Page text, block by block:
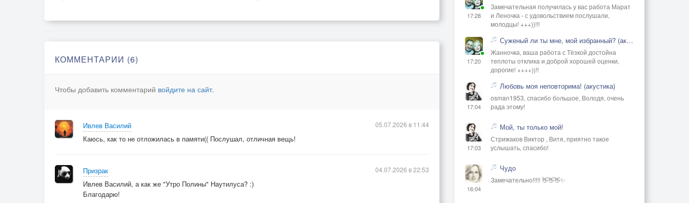
КОММЕНТАРИИ (6)
Чтобы добавить комментарий войдите на сайт.
Ивлев Василий
Каюсь, как то не отложилась в памяти(( Послушал, отличная вещь!
05.07.2026 в 11:44
Призрак
Ивлев Василий, а как же "Утро Полины" Наутилуса? :)
Благодарю!
04.07.2026 в 22:53
17:28
Замечательная получилась у вас работа Марат
и Леночка - с удовольствием послушали,
молодцы! +++))!!!
17:20
Суженый ли ты мне, мой избранный? (акустика)
Жанночка, ваша работа с Тёзкой достойна
теплоты отклика и доброй хорошей оценки,
дорогие! ++++))!!
17:04
Любовь моя неповторима! (акустика)
osman1953, спасибо большое, Володя, очень
рада этому!
17:03
Мой, ты только мой!
Стрижаков Виктор , Витя, приятно такое
услышать, спасибо!
16:04
Чудо
Замечательно!!!!! 👋👋👋✨